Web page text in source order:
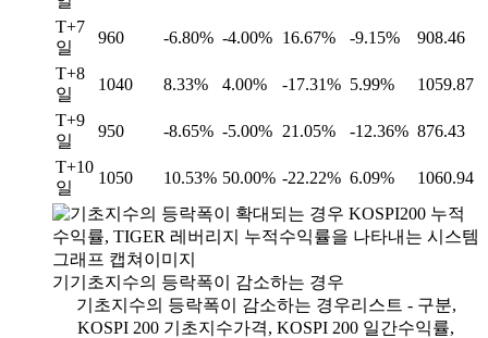
T+7
일
960 -6.80% -4.00% 16.67% -9.15%
908.46
T+8
일
1040 8.33% 4.00% -17.31% 5.99%
1059.87
T+9
일
950 -8.65% -5.00% 21.05% -12.36% 876.43
T+10
일
1050 10.53% 50.00% -22.22% 6.09% 1060.94
기기초지수의 등락폭이 감소하는 경우
기초지수의 등락폭이 감소하는 경우리스트 - 구분,
KOSPI 200 기초지수가격, KOSPI 200 일간수익률,